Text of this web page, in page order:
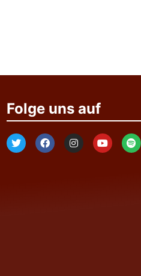
Folge uns auf